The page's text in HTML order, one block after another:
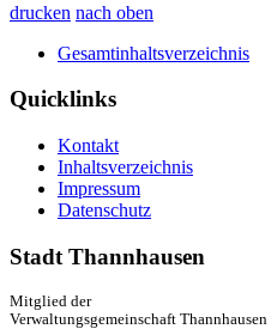
drucken nach oben
Gesamtinhaltsverzeichnis
Quicklinks
Kontakt
Inhaltsverzeichnis
Impressum
Datenschutz
Stadt Thannhausen
Mitglied der
Verwaltungsgemeinschaft Thannhausen